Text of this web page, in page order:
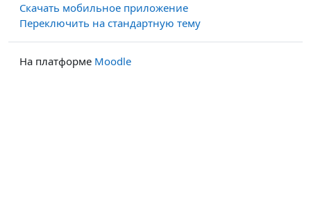
Скачать мобильное приложение
Переключить на стандартную тему
На платформе Moodle